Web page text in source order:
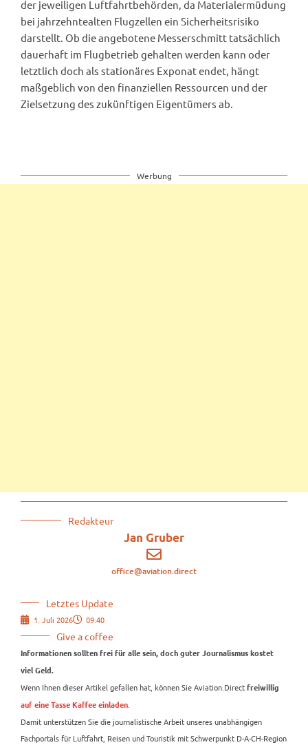
Redakteur
Jan Gruber
office@aviation.direct
Letztes Update
1. Juli 2026 09:40
Give a coffee
Informationen sollten frei für alle sein, doch guter Journalismus kostet
viel Geld.
Wenn Ihnen dieser Artikel gefallen hat, können Sie Aviation.Direct freiwillig
auf eine Tasse Kaffee einladen
Damit unterstützen Sie die journalistische Arbeit unseres unabhängigen
Fachportals für Luftfahrt, Reisen und Touristik mit Schwerpunkt D-A-CH-Region
der jeweiligen Luftfahrtbehörden, da Materialermüdung
bei jahrzehntealten Flugzellen ein Sicherheitsrisiko
darstellt. Ob die angebotene Messerschmitt tatsächlich
dauerhaft im Flugbetrieb gehalten werden kann oder
letztlich doch als stationäres Exponat endet, hängt
maßgeblich von den finanziellen Ressourcen und der
Zielsetzung des zukünftigen Eigentümers ab.
Werbung